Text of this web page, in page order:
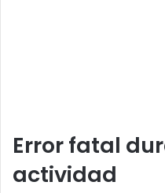
Error fatal
actividad